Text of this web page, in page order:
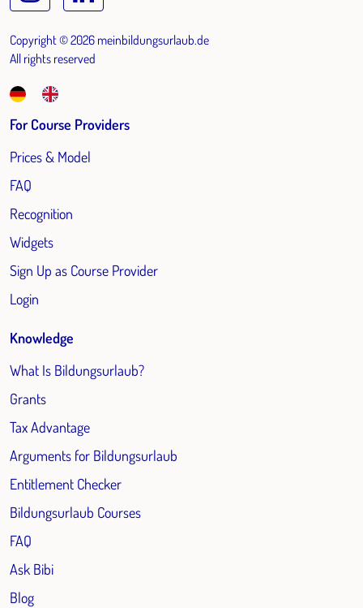
Copyright © 2026 meinbildungsurlaub.de
All rights reserved
For Course Providers
Prices & Model
FAQ
Recognition
Widgets
Sign Up as Course Provider
Login
Knowledge
What Is Bildungsurlaub?
Grants
Tax Advantage
Arguments for Bildungsurlaub
Entitlement Checker
Bildungsurlaub Courses
FAQ
Ask Bibi
Blog